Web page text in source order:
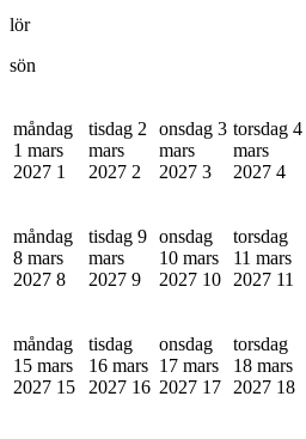
lör
sön
måndag
1 mars
2027 1
tisdag 2
mars
2027 2
onsdag 3
mars
2027 3
torsdag 4
mars
2027 4
måndag
8 mars
2027 8
tisdag 9
mars
2027 9
onsdag
10 mars
2027 10
torsdag
11 mars
2027 11
måndag
15 mars
2027 15
tisdag
16 mars
2027 16
onsdag
17 mars
2027 17
torsdag
18 mars
2027 18